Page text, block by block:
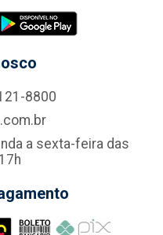
8800
a sexta-feira das